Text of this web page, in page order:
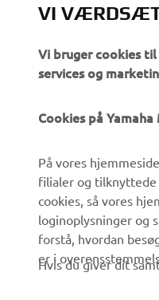
Om os
Nyheder
Begivenheder
Presse
VI
Vi bruger cookies
services og
Cookies på
På vores
filialer og tilknyttede
cookies, så vores
loginoplysninger og
forstå, hvordan
er i
Hvis du giver dit